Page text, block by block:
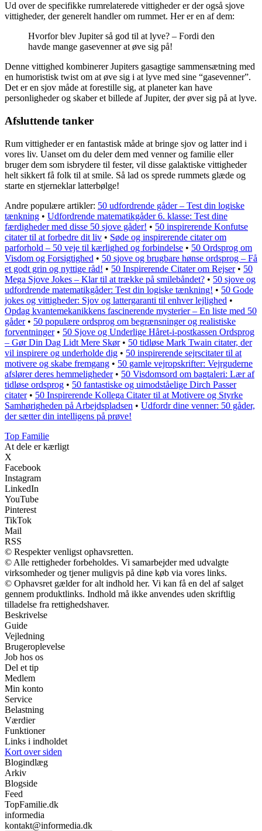
Ud over de specifikke rumrelaterede vittigheder er der også sjove
vittigheder, der generelt handler om rummet. Her er en af dem:
Hvorfor blev Jupiter så god til at lyve? – Fordi den
havde mange gasevenner at øve sig på!
Denne vittighed kombinerer Jupiters gasagtige sammensætning med
en humoristisk twist om at øve sig i at lyve med sine “gasevenner”.
Det er en sjov måde at forestille sig, at planeter kan have
personligheder og skaber et billede af Jupiter, der øver sig på at lyve.
Afsluttende tanker
Rum vittigheder er en fantastisk måde at bringe sjov og latter ind i
vores liv. Uanset om du deler dem med venner og familie eller
bruger dem som isbrydere til fester, vil disse galaktiske vittigheder
helt sikkert få folk til at smile. Så lad os sprede rummets glæde og
starte en stjerneklar latterbølge!
Andre populære artikler: 50 udfordrende gåder – Test din logiske
tænkning • Udfordrende matematikgåder 6. klasse: Test dine
færdigheder med disse 50 sjove gåder! • 50 inspirerende Konfutse
citater til at forbedre dit liv • Søde og inspirerende citater om
parforhold – 50 veje til kærlighed og forbindelse • 50 Ordsprog om
Visdom og Forsigtighed • 50 sjove og brugbare hønse ordsprog – Få
et godt grin og nyttige råd! • 50 Inspirerende Citater om Rejser• 50
Mega Sjove Jokes – Klar til at trække på smilebåndet? • 50 sjove og
udfordrende matematikgåder: Test din logiske tænkning! • 50 Gode
jokes og vittigheder: Sjov og lattergaranti til enhver lejlighed •
Opdag kvantemekanikkens fascinerende mysterier – En liste med 50
gåder• 50 populære ordsprog om begrænsninger og realistiske
forventninger• 50 Sjove og Underlige Håret-i-postkassen Ordsprog
– Gør Din Dag Lidt Mere Skør• 50 tidløse Mark Twain citater, der
vil inspirere og underholde dig • 50 inspirerende sejrscitater til at
motivere og skabe fremgang • 50 gamle vejropskrifter: Vejrguderne
afslører deres hemmeligheder• 50 Visdomsord om bagtaleri: Lær af
tidløse ordsprog • 50 fantastiske og uimodståelige Dirch Passer
citater• 50 Inspirerende Kollega Citater til at Motivere og Styrke
Samhørigheden på Arbejdspladsen • Udfordr dine venner: 50 gåder,
der sætter din intelligens på prøve!
Top Familie
At dele er kærligt
X
Facebook
Instagram
LinkedIn
YouTube
Pinterest
TikTok
Mail
RSS
© Respekter venligst ophavsretten.
© Alle rettigheder forbeholdes. Vi samarbejder med udvalgte
virksomheder og tjener muligvis på dine køb via vores links.
© Ophavsret gælder for alt indhold her. Vi kan få en del af salget
gennem produktlinks. Indhold må ikke anvendes uden skriftlig
tilladelse fra rettighedshaver.
Beskrivelse
Guide
Vejledning
Brugeroplevelse
Job hos os
Del et tip
Medlem
Min konto
Service
Belastning
Værdier
Funktioner
Links i indholdet
Kort over siden
Blogindlæg
Arkiv
Blogside
Feed
TopFamilie.dk
informedia
kontakt@informedia.dk